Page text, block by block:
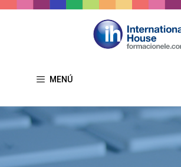
Saltar
MENÚ